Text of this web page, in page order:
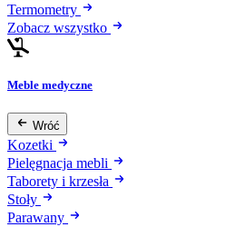
Termometry
Zobacz wszystko
Meble medyczne
Wróć
Kozetki
Pielęgnacja mebli
Taborety i krzesła
Stoły
Parawany